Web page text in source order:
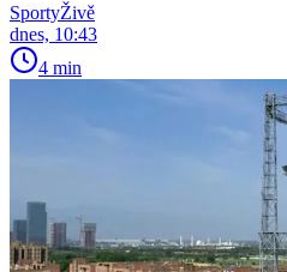
SportyŽivě
dnes, 10:43
4 min